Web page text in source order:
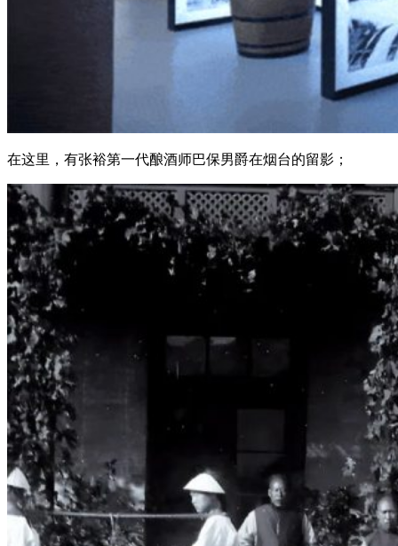
在这里，有张裕第一代酿酒师巴保男爵在烟台的留影；